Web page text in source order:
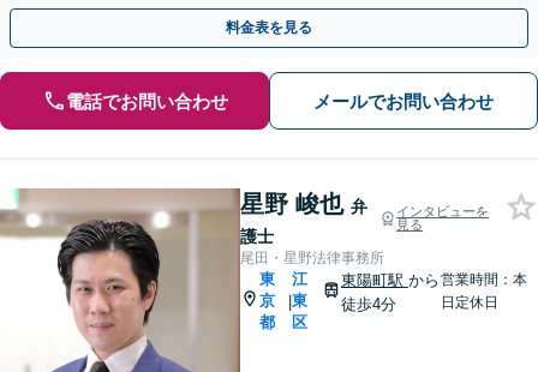
下さい。ご相談だけでもその後の安心感が違います。
料金表を見る
電話でお問い合わせ メールでお問い合わせ
星野 峻也 弁
護士
インタビューを
見る
尾田・星野法律事務所
東
京
都
|
江
東
区
東陽町駅 から
徒歩4分
営業時間：本
日定休日